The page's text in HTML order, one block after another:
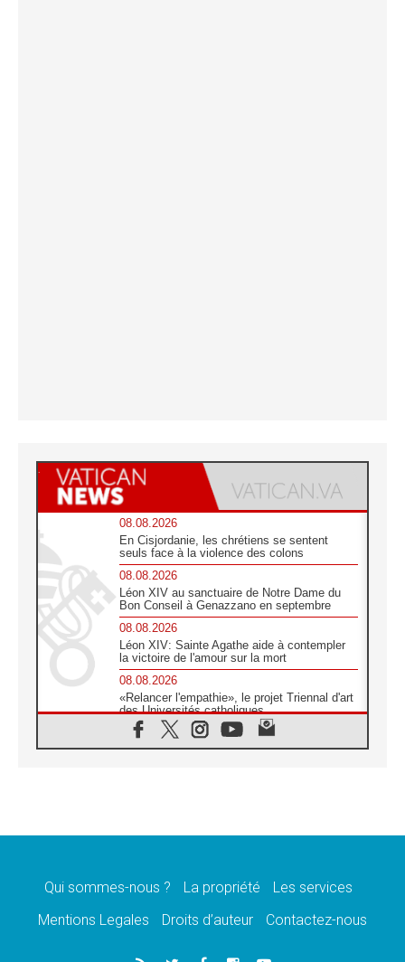
08.08.2026
En Cisjordanie, les chrétiens se sentent
seuls face à la violence des colons
08.08.2026
Léon XIV au sanctuaire de Notre Dame du
Bon Conseil à Genazzano en septembre
08.08.2026
Léon XIV: Sainte Agathe aide à contempler
la victoire de l'amour sur la mort
08.08.2026
«Relancer l'empathie», le projet Triennal d'art
des Universités catholiques
08.08.2026
Signis 2026, donner la parole aux religieuses
07.08.2026
07.08.2026
de l'Assomption et mémoire nationale
Qui sommes-nous ? La propriété
Les services
Mentions Legales
Droits d’auteur Contactez-nous